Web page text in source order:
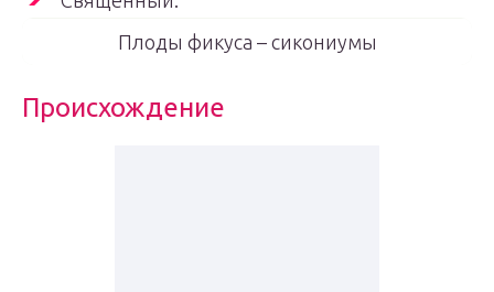
Плоды фикуса – сикониумы
Происхождение